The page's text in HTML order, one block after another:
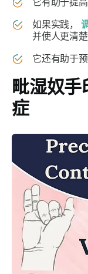
如果实践，
并使人更清
它还有助于
毗湿奴手
症